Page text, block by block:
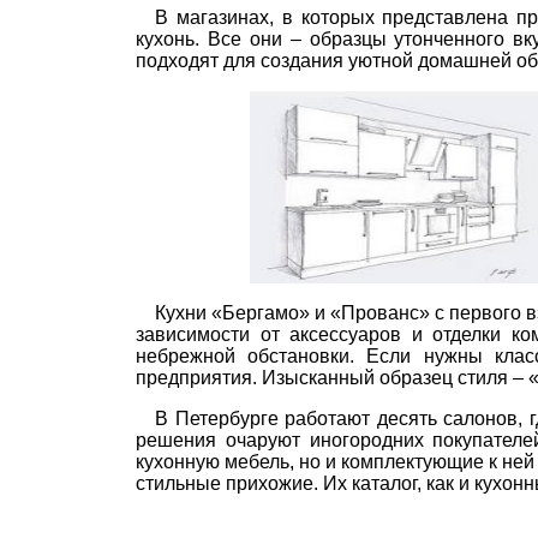
В магазинах, в которых представлена
кухонь. Все они – образцы утонченного
подходят для создания уютной домашней
Кухни «Бергамо» и «Прованс» с первого
зависимости от аксессуаров и отделки
небрежной обстановки. Если нужны
предприятия. Изысканный образец стиля –
В Петербурге работают десять
решения очаруют иногородних
кухонную мебель, но и комплектующие к
стильные прихожие. Их каталог, как и